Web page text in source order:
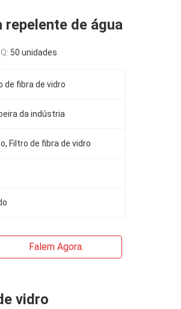
de água
50 unidades
de fibra de vidro
da indústria
Filtro de fibra de vidro
Falem Agora.
vidro